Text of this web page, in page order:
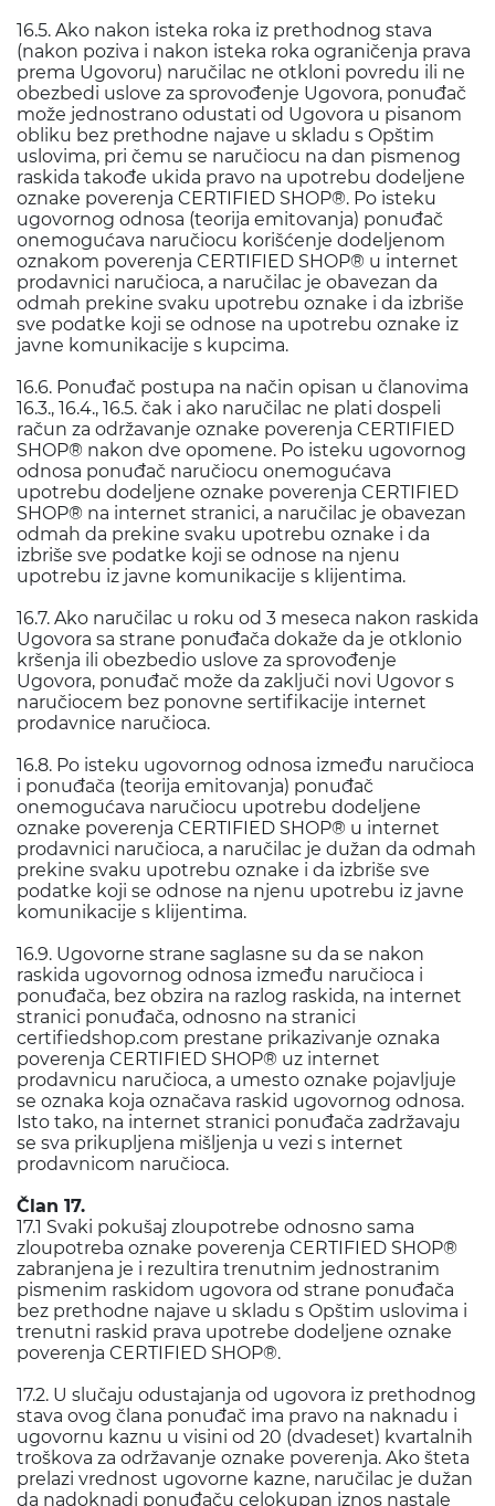
16.5. Ako nakon isteka roka iz prethodnog stava
(nakon poziva i nakon isteka roka ograničenja prava
prema Ugovoru) naručilac ne otkloni povredu ili ne
obezbedi uslove za sprovođenje Ugovora, ponuđač
može jednostrano odustati od Ugovora u pisanom
obliku bez prethodne najave u skladu s Opštim
uslovima, pri čemu se naručiocu na dan pismenog
raskida takođe ukida pravo na upotrebu dodeljene
oznake poverenja CERTIFIED SHOP®. Po isteku
ugovornog odnosa (teorija emitovanja) ponuđač
onemogućava naručiocu korišćenje dodeljenom
oznakom poverenja CERTIFIED SHOP® u internet
prodavnici naručioca, a naručilac je obavezan da
odmah prekine svaku upotrebu oznake i da izbriše
sve podatke koji se odnose na upotrebu oznake iz
javne komunikacije s kupcima.
16.6. Ponuđač postupa na način opisan u članovima
16.3., 16.4., 16.5. čak i ako naručilac ne plati dospeli
račun za održavanje oznake poverenja CERTIFIED
SHOP® nakon dve opomene. Po isteku ugovornog
odnosa ponuđač naručiocu onemogućava
upotrebu dodeljene oznake poverenja CERTIFIED
SHOP® na internet stranici, a naručilac je obavezan
odmah da prekine svaku upotrebu oznake i da
izbriše sve podatke koji se odnose na njenu
upotrebu iz javne komunikacije s klijentima.
16.7. Ako naručilac u roku od 3 meseca nakon raskida
Ugovora sa strane ponuđača dokaže da je otklonio
kršenja ili obezbedio uslove za sprovođenje
Ugovora, ponuđač može da zaključi novi Ugovor s
naručiocem bez ponovne sertifikacije internet
prodavnice naručioca.
16.8. Po isteku ugovornog odnosa između naručioca
i ponuđača (teorija emitovanja) ponuđač
onemogućava naručiocu upotrebu dodeljene
oznake poverenja CERTIFIED SHOP® u internet
prodavnici naručioca, a naručilac je dužan da odmah
prekine svaku upotrebu oznake i da izbriše sve
podatke koji se odnose na njenu upotrebu iz javne
komunikacije s klijentima.
16.9. Ugovorne strane saglasne su da se nakon
raskida ugovornog odnosa između naručioca i
ponuđača, bez obzira na razlog raskida, na internet
stranici ponuđača, odnosno na stranici
certifiedshop.com prestane prikazivanje oznaka
poverenja CERTIFIED SHOP® uz internet
prodavnicu naručioca, a umesto oznake pojavljuje
se oznaka koja označava raskid ugovornog odnosa.
Isto tako, na internet stranici ponuđača zadržavaju
se sva prikupljena mišljenja u vezi s internet
prodavnicom naručioca.
Član 17.
17.1 Svaki pokušaj zloupotrebe odnosno sama
zloupotreba oznake poverenja CERTIFIED SHOP®
zabranjena je i rezultira trenutnim jednostranim
pismenim raskidom ugovora od strane ponuđača
bez prethodne najave u skladu s Opštim uslovima i
trenutni raskid prava upotrebe dodeljene oznake
poverenja CERTIFIED SHOP®.
17.2. U slučaju odustajanja od ugovora iz prethodnog
stava ovog člana ponuđač ima pravo na naknadu i
ugovornu kaznu u visini od 20 (dvadeset) kvartalnih
troškova za održavanje oznake poverenja. Ako šteta
prelazi vrednost ugovorne kazne, naručilac je dužan
da nadoknadi ponuđaču celokupan iznos nastale